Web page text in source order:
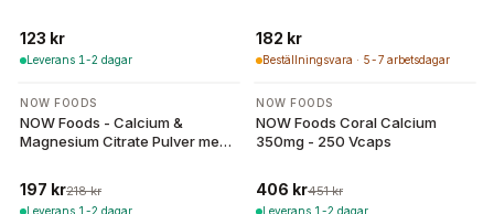
123 kr
Leverans 1-2 dagar
182 kr
Beställningsvara · 5-7 arbetsdagar
-10%
NOW FOODS
NOW Foods - Calcium &
Magnesium Citrate Pulver med
197 kr218 kr
Leverans 1-2 dagar
-10%
NOW FOODS
NOW Foods Coral Calcium
350mg - 250 Vcaps
406 kr451 kr
Leverans 1-2 dagar